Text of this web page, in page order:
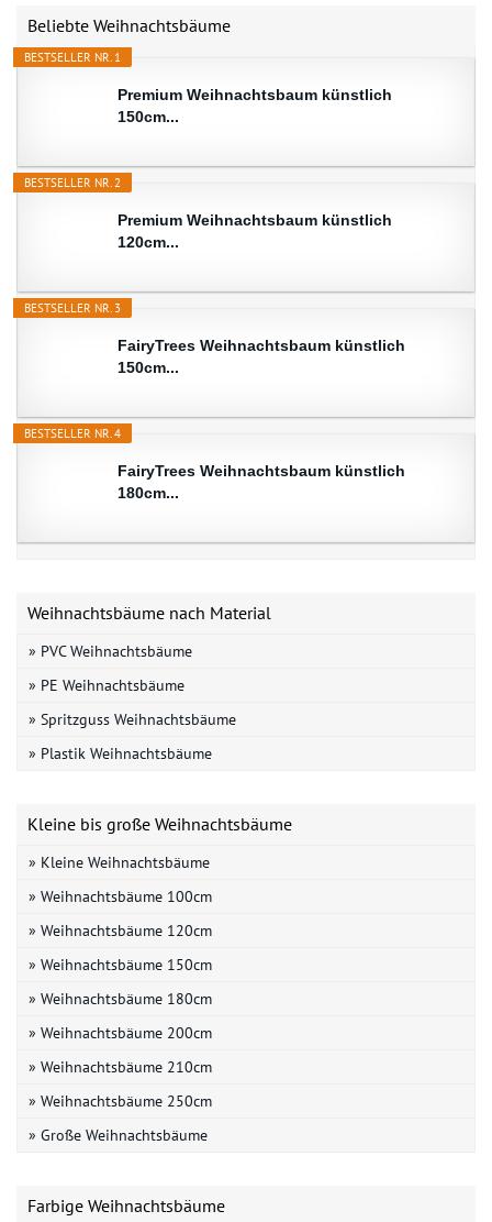
Beliebte Weihnachtsbäume
BESTSELLER NR. 1
Premium Weihnachtsbaum künstlich
150cm...
BESTSELLER NR. 2
Premium Weihnachtsbaum künstlich
120cm...
BESTSELLER NR. 3
FairyTrees Weihnachtsbaum künstlich
150cm...
BESTSELLER NR. 4
FairyTrees Weihnachtsbaum künstlich
180cm...
Weihnachtsbäume nach Material
» PVC Weihnachtsbäume
» PE Weihnachtsbäume
» Spritzguss Weihnachtsbäume
» Plastik Weihnachtsbäume
Kleine bis große Weihnachtsbäume
» Kleine Weihnachtsbäume
» Weihnachtsbäume 100cm
» Weihnachtsbäume 120cm
» Weihnachtsbäume 150cm
» Weihnachtsbäume 180cm
» Weihnachtsbäume 200cm
» Weihnachtsbäume 210cm
» Weihnachtsbäume 250cm
» Große Weihnachtsbäume
Farbige Weihnachtsbäume